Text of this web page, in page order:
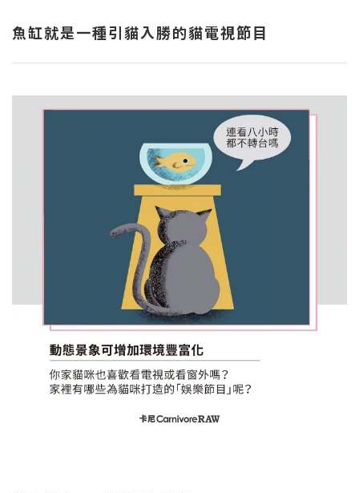
魚缸就是一種引貓入勝的貓電視節目